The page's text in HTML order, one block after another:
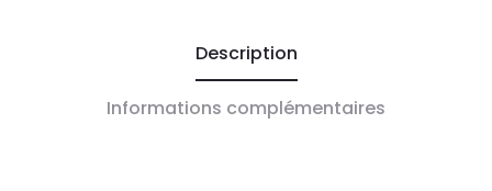
Description
Informations complémentaires